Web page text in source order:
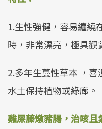
1.生性強健，容易纏繞
時，非常漂亮，極具觀
2.多年生蔓性草本 ，
水土保持植物或綠廊。
雞屎藤燉豬腸，治咳且